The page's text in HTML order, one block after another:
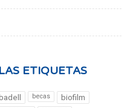
ETIQUETAS
becas biofilm